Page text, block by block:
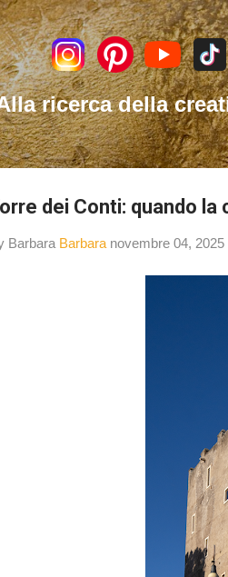
ricerca della
dei Conti: quando
Barbara Barbara novembre 04, 2025